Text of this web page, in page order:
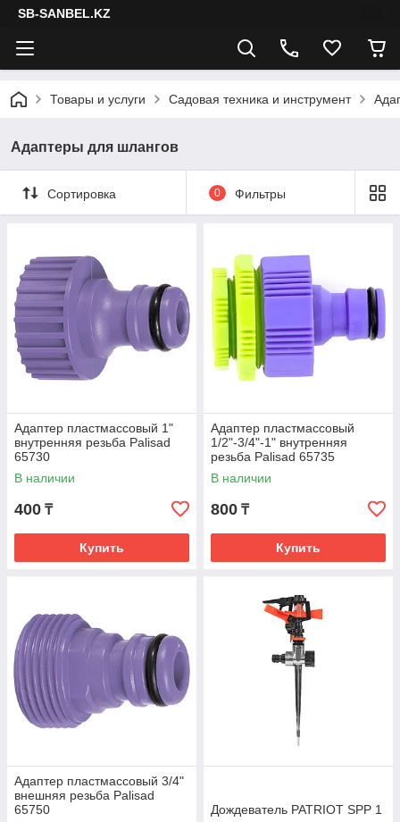
SB-SANBEL.KZ
Товары и услуги Садовая техника и инструмент
Адаптеры для шлангов
Сортировка 0 Фильтры
Адаптер пластмассовый 1"
внутренняя резьба Palisad
65730
В наличии
400 ₸
Купить
Адаптер пластмассовый
1/2"-3/4"-1" внутренняя
резьба Palisad 65735
В наличии
800 ₸
Купить
Адаптер пластмассовый 3/4"
внешняя резьба Palisad
65750
Дождеватель PATRIOT SPP 1